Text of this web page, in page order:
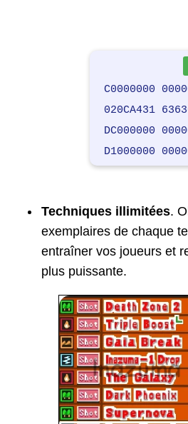
C0000000
020CA431
DC000000
D1000000
Techniques illimitées.
exemplaires de chaque
entraîner vos joueurs et
plus puissante.